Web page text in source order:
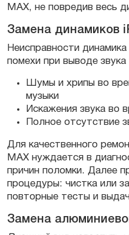
MAX, не повредив весь
Замена динамиков
Неисправности
помехи при выводе звука
Шумы и хрипы во
музыки
Искажения звука во
Полное отсутствие
Для качественного
MAX нуждается в
причин поломки. Далее
процедуры: чистка или
повторные тесты и
Замена